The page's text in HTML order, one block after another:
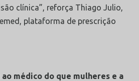
clínica”, reforça Thiago Julio,
plataforma de prescrição
ao médico do que mulheres e a